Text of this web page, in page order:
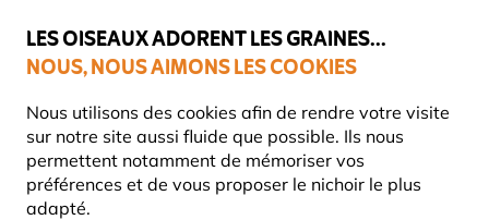
LES OISEAUX ADORENT LES GRAINES...
NOUS, NOUS AIMONS LES COOKIES
Nous utilisons des cookies afin de rendre votre visite
sur notre site aussi fluide que possible. Ils nous
permettent notamment de mémoriser vos
préférences et de vous proposer le nichoir le plus
adapté.
catégories.
Livraison express gratuite dès 59 €
Nourriture Pour Oiseaux Mélanges de graines